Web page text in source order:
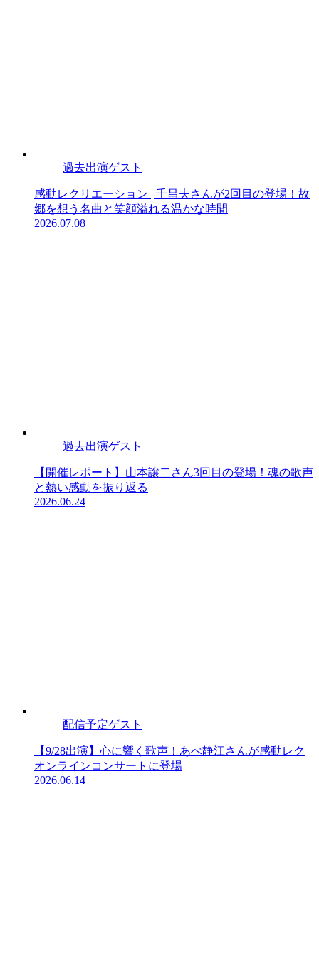
過去出演ゲスト
感動レクリエーション | 千昌夫さんが2回目の登場！故
郷を想う名曲と笑顔溢れる温かな時間
2026.07.08
過去出演ゲスト
【開催レポート】山本譲二さん3回目の登場！魂の歌声
と熱い感動を振り返る
2026.06.24
配信予定ゲスト
【9/28出演】心に響く歌声！あべ静江さんが感動レク
オンラインコンサートに登場
2026.06.14